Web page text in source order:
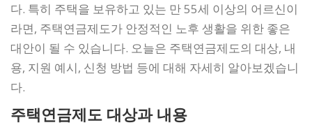
다. 특히 주택을 보유하고 있는 만 55세 이상의 어르신이
라면, 주택연금제도가 안정적인 노후 생활을 위한 좋은
대안이 될 수 있습니다. 오늘은 주택연금제도의 대상, 내
용, 지원 예시, 신청 방법 등에 대해 자세히 알아보겠습니
다.
주택연금제도 대상과 내용